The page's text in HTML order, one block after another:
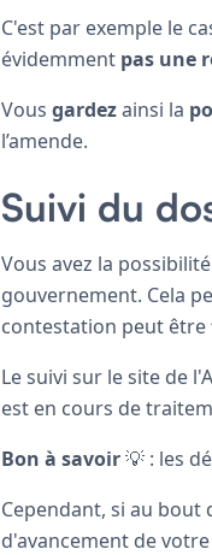
C'est par exemple le
évidemment pas une
Vous gardezainsi la
l’amende.
Suivi du
Vous avez la
gouvernement. Cela
contestation peut être
Le suivi sur le site de
est en cours de
Bon à savoir💡 : les
Cependant, si au bout
d'avancement de